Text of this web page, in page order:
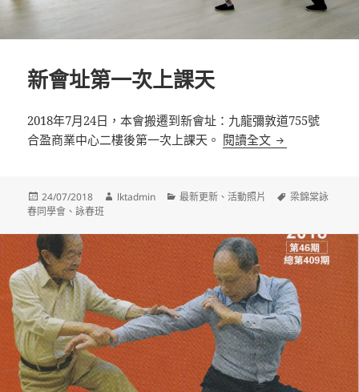
新會址第一次上課天
2018年7月24日，本會搬遷到新會址：九龍彌敦道755號
合盈商業中心二樓後第一次上課天。 閱讀全文 新會址第一次
發
佈
期:
24/07/2018
作
lktadmin
分
最新更新 、活動照片
標
梁錦棠詠
春同學會 、詠春班